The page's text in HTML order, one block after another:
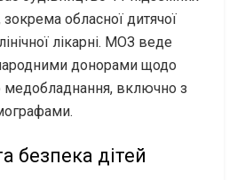
обласної дитячої
лікарні. МОЗ веде
донорами щодо
медобладнання, включно з
безпека дітей